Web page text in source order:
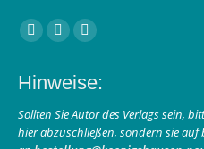
Finden Sie uns auf:
Facebook
opens
in
new
Instagram
opens
in
new
E-
page
opens
in
Hinweise:
Sollten Sie Autor des Verlags sein,
hier abzuschließen, sondern sie auf